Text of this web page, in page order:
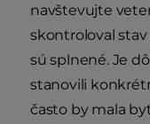
navštevujte
skontroloval
sú splnené. Je
stanovili
často by mala